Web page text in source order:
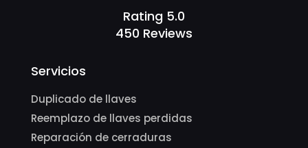
Rating 5.0
450 Reviews
Servicios
Duplicado de llaves
Reemplazo de llaves perdidas
Reparación de cerraduras